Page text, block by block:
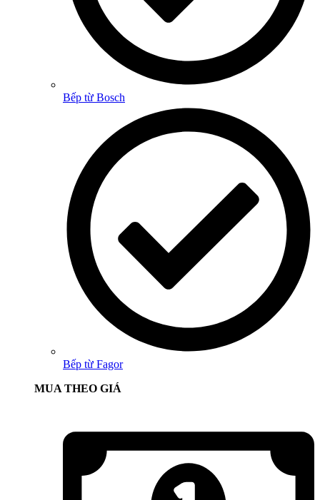
Bếp từ Bosch
Bếp từ Fagor
MUA THEO GIÁ